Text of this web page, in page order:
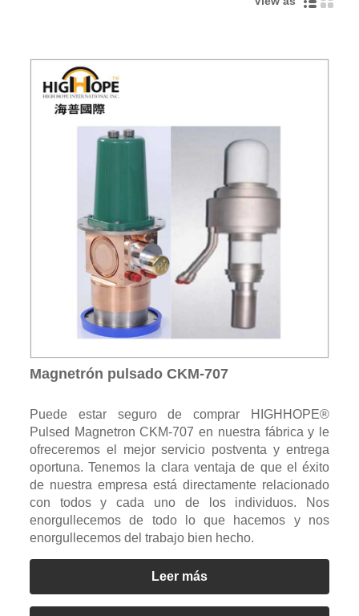
Magnetrón pulsado CKM-707
Puede estar seguro de comprar HIGHHOPE®
Pulsed Magnetron CKM-707 en nuestra fábrica y le
ofreceremos el mejor servicio postventa y entrega
oportuna. Tenemos la clara ventaja de que el éxito
de nuestra empresa está directamente relacionado
con todos y cada uno de los individuos. Nos
enorgullecemos de todo lo que hacemos y nos
enorgullecemos del trabajo bien hecho.
Leer más